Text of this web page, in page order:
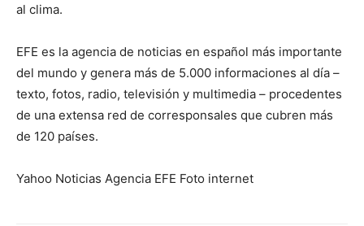
al clima.
EFE es la agencia de noticias en español más importante
del mundo y genera más de 5.000 informaciones al día –
texto, fotos, radio, televisión y multimedia – procedentes
de una extensa red de corresponsales que cubren más
de 120 países.
Yahoo Noticias Agencia EFE Foto internet